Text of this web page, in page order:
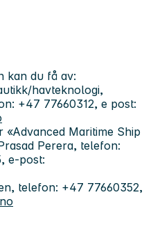
kan du få av:
havteknologi,
+47 77660312, e post:
Maritime Ship
Perera, telefon:
e-post:
telefon: +47 77660352,